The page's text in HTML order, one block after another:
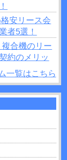
安リース会
者5選！
複合機のリー
約のメリッ
勝手に変わ
るの？製本
くいかない
除をしてみ
一覧はこちら